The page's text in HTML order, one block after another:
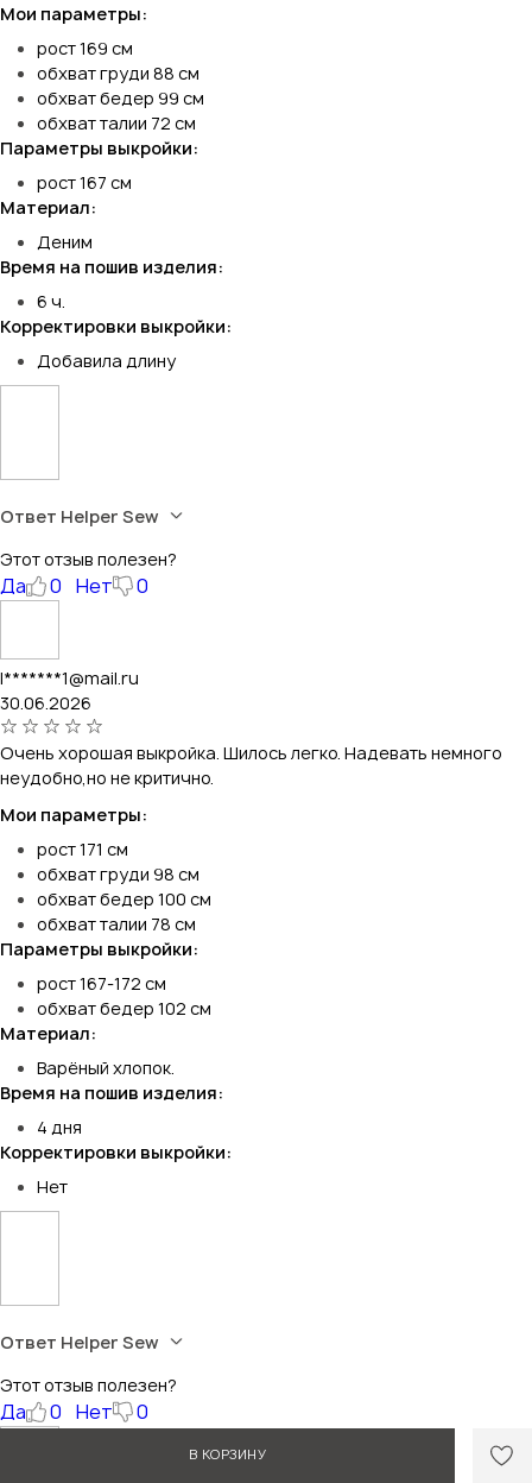
В КОРЗИНУ
Мои параметры:
рост 169 см
обхват груди 88 см
обхват бедер 99 см
обхват талии 72 см
Параметры выкройки:
рост 167 см
Материал:
Деним
Время на пошив изделия:
6 ч.
Корректировки выкройки:
Добавила длину
Ответ Helper Sew
Этот отзыв полезен?
Да 0 Нет 0
l*******1@mail.ru
30.06.2026
Очень хорошая выкройка. Шилось легко. Надевать немного
неудобно,но не критично.
Мои параметры:
рост 171 см
обхват груди 98 см
обхват бедер 100 см
обхват талии 78 см
Параметры выкройки:
рост 167-172 см
обхват бедер 102 см
Материал:
Варёный хлопок.
Время на пошив изделия:
4 дня
Корректировки выкройки:
Нет
Ответ Helper Sew
Этот отзыв полезен?
Да 0 Нет 0